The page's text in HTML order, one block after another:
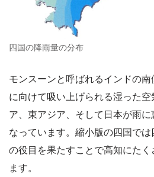
四国の降雨量の分布
モンスーンと呼ばれるインドの
に向けて吸い上げられる湿った
ア、東アジア、そして日本が雨
なっています。縮小版の四国で
の役目を果たすことで高知にた
ます。